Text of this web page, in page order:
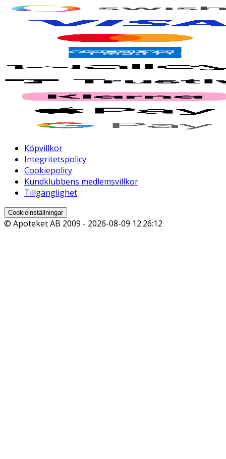
Köpvillkor
Integritetspolicy
Cookiepolicy
Kundklubbens medlemsvillkor
Tillgänglighet
Cookieinställningar
© Apoteket AB 2009 - 2026-08-09 12:26:12